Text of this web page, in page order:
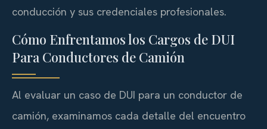
conducción y sus credenciales profesionales.
Cómo Enfrentamos los Cargos de DUI
Para Conductores de Camión
Al evaluar un caso de DUI para un conductor de
camión, examinamos cada detalle del encuentro